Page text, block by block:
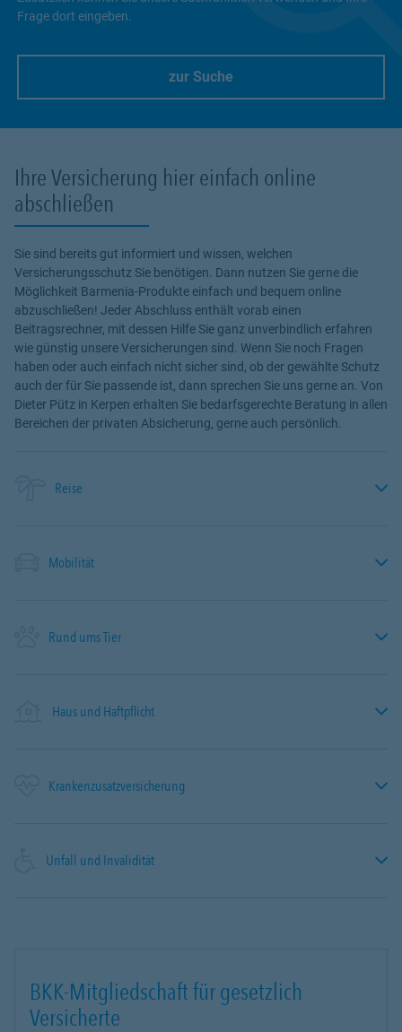
Frage dort eingeben.
zur Suche
Ihre Versicherung hier einfach online
abschließen
Sie sind bereits gut informiert und wissen, welchen
Versicherungsschutz Sie benötigen. Dann nutzen Sie gerne die
Möglichkeit Barmenia-Produkte einfach und bequem online
abzuschließen! Jeder Abschluss enthält vorab einen
Beitragsrechner, mit dessen Hilfe Sie ganz unverbindlich erfahren
wie günstig unsere Versicherungen sind. Wenn Sie noch Fragen
haben oder auch einfach nicht sicher sind, ob der gewählte Schutz
auch der für Sie passende ist, dann sprechen Sie uns gerne an. Von
Dieter Pütz in Kerpen erhalten Sie bedarfsgerechte Beratung in allen
Bereichen der privaten Absicherung, gerne auch persönlich.
Reise
Mobilität
Rund ums Tier
Haus und Haftpflicht
Krankenzusatzversicherung
Unfall und Invalidität
BKK-Mitgliedschaft für gesetzlich
Versicherte